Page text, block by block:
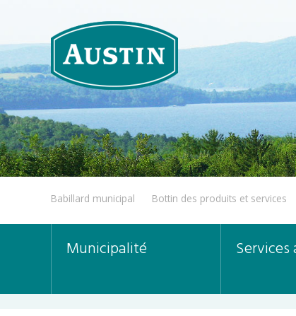
Babillard municipal Bottin des produits et services
Municipalité